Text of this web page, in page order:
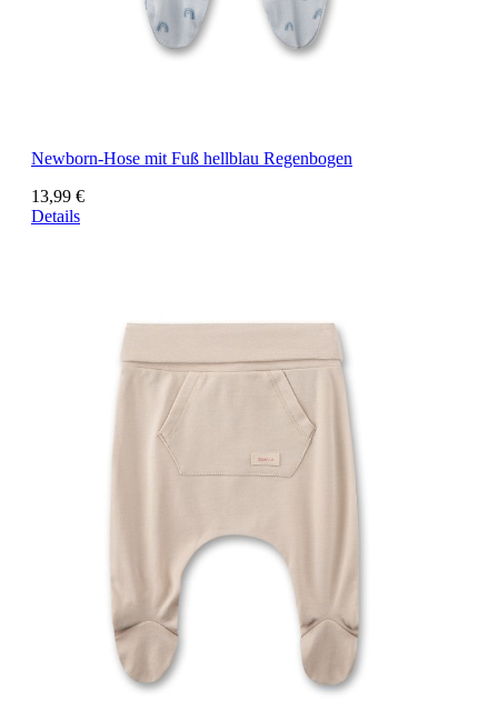
Newborn-Hose mit Fuß hellblau Regenbogen
13,99 €
Details